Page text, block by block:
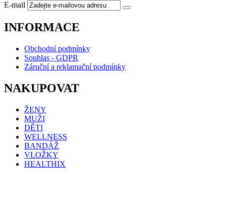
E-mail
INFORMACE
Obchodní podmínky
Souhlas - GDPR
Záruční a reklamační podmínky
NAKUPOVAT
ŽENY
MUŽI
DĚTI
WELLNESS
BANDÁŽ
VLOŽKY
HEALTHIX